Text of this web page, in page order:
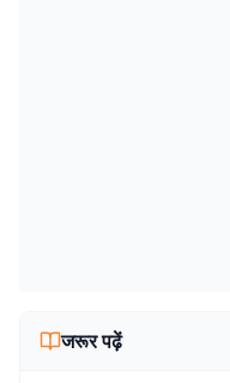
जरूर पढ़ें